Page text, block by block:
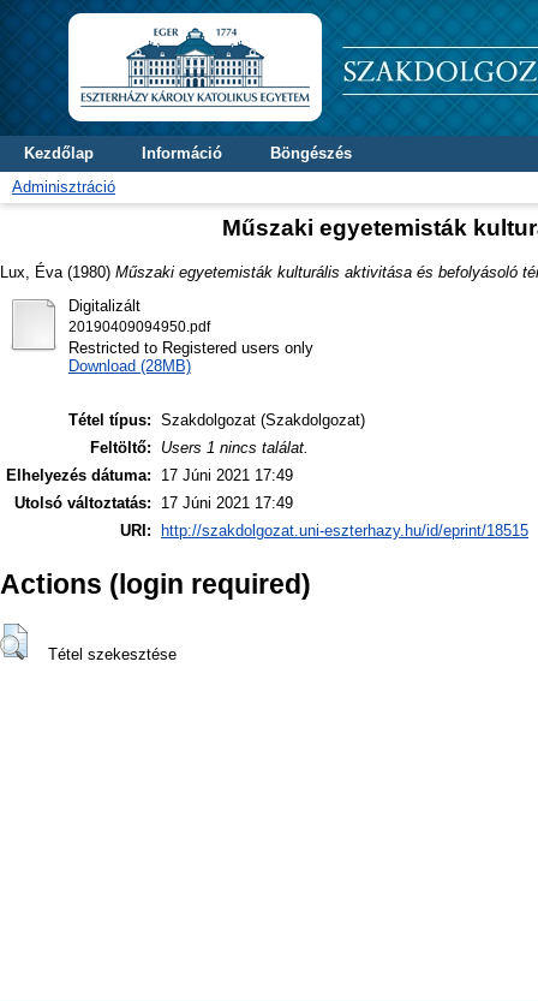
Kezdőlap Információ
Böngészés
Adminisztráció
Műszaki egyetemisták
Lux, Éva (1980) Műszaki egyetemisták kulturális aktivitása és befolyásoló
Digitalizált
20190409094950.pdf
Restricted to Registered users only
Download (28MB)
Tétel típus: Szakdolgozat (Szakdolgozat)
Feltöltő:
Users 1 nincs találat.
Elhelyezés dátuma:
17 Júni 2021 17:49
Utolsó változtatás:
17 Júni 2021 17:49
URI:
http://szakdolgozat.uni-eszterhazy.hu/id/eprint/18515
Actions (login required)
Tétel szekesztése